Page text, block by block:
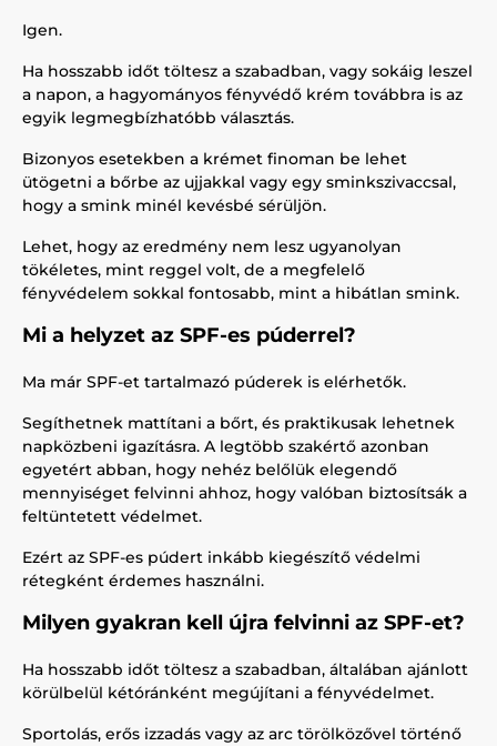
Igen.
Ha hosszabb időt töltesz a szabadban, vagy sokáig leszel
a napon, a hagyományos fényvédő krém továbbra is az
egyik legmegbízhatóbb választás.
Bizonyos esetekben a krémet finoman be lehet
ütögetni a bőrbe az ujjakkal vagy egy sminkszivaccsal,
hogy a smink minél kevésbé sérüljön.
Lehet, hogy az eredmény nem lesz ugyanolyan
tökéletes, mint reggel volt, de a megfelelő
fényvédelem sokkal fontosabb, mint a hibátlan smink.
Mi a helyzet az SPF-es púderrel?
Ma már SPF-et tartalmazó púderek is elérhetők.
Segíthetnek mattítani a bőrt, és praktikusak lehetnek
napközbeni igazításra. A legtöbb szakértő azonban
egyetért abban, hogy nehéz belőlük elegendő
mennyiséget felvinni ahhoz, hogy valóban biztosítsák a
feltüntetett védelmet.
Ezért az SPF-es púdert inkább kiegészítő védelmi
rétegként érdemes használni.
Milyen gyakran kell újra felvinni az SPF-et?
Ha hosszabb időt töltesz a szabadban, általában ajánlott
körülbelül kétóránként megújítani a fényvédelmet.
Sportolás, erős izzadás vagy az arc törölközővel történő